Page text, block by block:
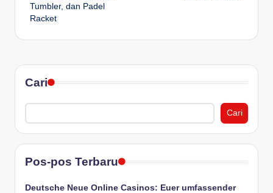
Tumbler, dan Padel
Racket
Cari
Cari
Pos-pos Terbaru
Deutsche Neue Online Casinos: Euer umfassender